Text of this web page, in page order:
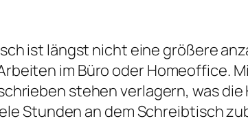
ist längst nicht eine größere
im Büro oder Homeoffice.
stehen verlagern, was
Stunden an dem Schreibtisch